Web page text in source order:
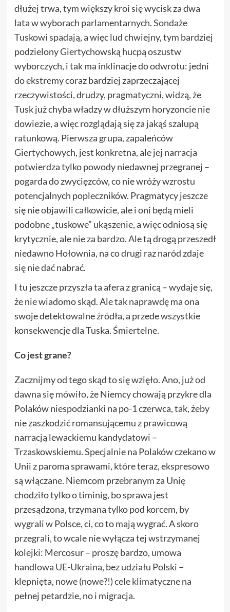
dłużej trwa, tym większy kroi się wycisk za dwa
lata w wyborach parlamentarnych.Sondaże
Tuskowi spadają, a więc lud chwiejny, tym bardziej
podzielony Giertychowską hucpą oszustw
wyborczych, i tak ma inklinacje do odwrotu: jedni
do ekstremy coraz bardziej zaprzeczającej
rzeczywistości, drudzy, pragmatyczni, widzą, że
Tusk już chyba władzy w dłuższym horyzoncie nie
dowiezie, a więc rozglądają się za jakąś szalupą
ratunkową. Pierwsza grupa, zapaleńców
Giertychowych, jest konkretna, ale jej narracja
potwierdza tylko powody niedawnej przegranej –
pogarda do zwycięzców, co nie wróży wzrostu
potencjalnych popleczników. Pragmatycy jeszcze
się nie objawili całkowicie, ale i oni będą mieli
podobne „tuskowe” ukąszenie, a więc odniosą się
krytycznie, ale nie za bardzo. Ale tą drogą przeszedł
niedawno Hołownia, na co drugi raz naród zdaje
się nie dać nabrać.
I tu jeszcze przyszła ta afera z granicą – wydaje się,
że nie wiadomo skąd. Ale tak naprawdę ma ona
swoje detektowalne źródła, a przede wszystkie
konsekwencje dla Tuska. Śmiertelne.
Co jest grane?
Zacznijmy od tego skąd to się wzięło. Ano, jużod
dawna się mówiło, że Niemcy chowają przykre dla
Polaków niespodzianki na po-1 czerwca, tak, żeby
nie zaszkodzić romansującemu z prawicową
narracją lewackiemu kandydatowi –
Trzaskowskiemu. Specjalnie na Polaków czekano w
Unii z paroma sprawami, które teraz, ekspresowo
są włączane. Niemcom przebranym za Unię
chodziło tylko o timinig, bo sprawa jest
przesądzona, trzymana tylko pod korcem, by
wygrali w Polsce, ci, co to mają wygrać. A skoro
przegrali, to wcale nie wyłącza tej wstrzymanej
kolejki: Mercosur – proszę bardzo, umowa
handlowa UE-Ukraina, bez udziału Polski –
klepnięta, nowe (nowe?!)cele klimatycznena
pełnej petardzie, no i migracja.